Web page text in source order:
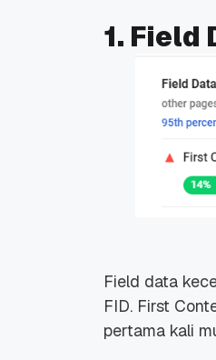
1. Field
Field data
FID. First
pertama kali